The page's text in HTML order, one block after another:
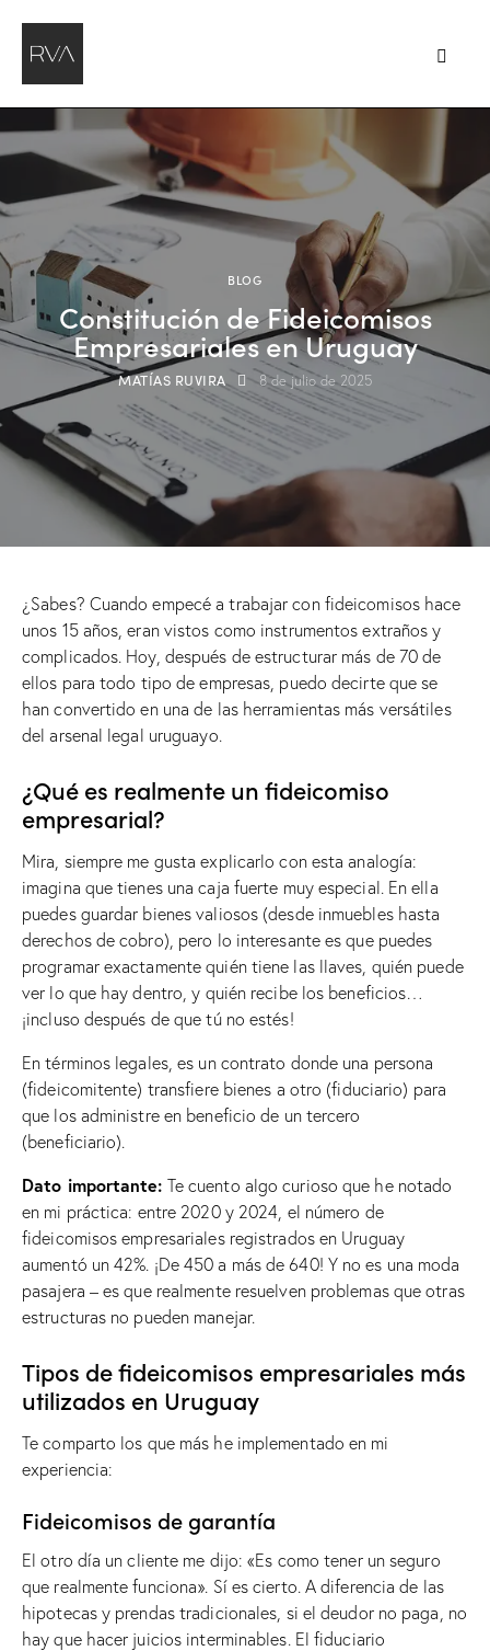
BLOG
Constitución de Fideicomisos
Empresariales en Uruguay
MATÍAS RUVIRA 8 de julio de 2025
¿Sabes? Cuando empecé a trabajar con fideicomisos hace
unos 15 años, eran vistos como instrumentos extraños y
complicados. Hoy, después de estructurar más de 70 de
ellos para todo tipo de empresas, puedo decirte que se
han convertido en una de las herramientas más versátiles
del arsenal legal uruguayo.
¿Qué es realmente un fideicomiso
empresarial?
Mira, siempre me gusta explicarlo con esta analogía:
imagina que tienes una caja fuerte muy especial. En ella
puedes guardar bienes valiosos (desde inmuebles hasta
derechos de cobro), pero lo interesante es que puedes
programar exactamente quién tiene las llaves, quién puede
ver lo que hay dentro, y quién recibe los beneficios…
¡incluso después de que tú no estés!
En términos legales, es un contrato donde una persona
(fideicomitente) transfiere bienes a otro (fiduciario) para
que los administre en beneficio de un tercero
(beneficiario).
Dato importante: Te cuento algo curioso que he notado
en mi práctica: entre 2020 y 2024, el número de
fideicomisos empresariales registrados en Uruguay
aumentó un 42%. ¡De 450 a más de 640! Y no es una moda
pasajera – es que realmente resuelven problemas que otras
estructuras no pueden manejar.
Tipos de fideicomisos empresariales más
utilizados en Uruguay
Te comparto los que más he implementado en mi
experiencia:
Fideicomisos de garantía
El otro día un cliente me dijo: «Es como tener un seguro
que realmente funciona». Sí es cierto. A diferencia de las
hipotecas y prendas tradicionales, si el deudor no paga, no
hay que hacer juicios interminables. El fiduciario